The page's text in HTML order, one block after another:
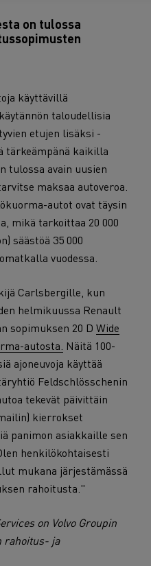
on tulossa
käyttävillä
taloudellisia
etujen lisäksi -
tärkeämpänä kaikilla
tulossa avain uusien
maksaa autoveroa.
autot ovat täysin
mikä tarkoittaa 20 000
säästöä 35 000
vuodessa.
Carlsbergille, kun
helmikuussa Renault
sopimuksen 20 D Wide
autosta. Näitä 100-
ajoneuvoja käyttää
Feldschlösschenin
tekevät päivittäin
kierrokset
panimon asiakkaille sen
henkilökohtaisesti
mukana järjestämässä
rahoitusta."
on Volvo Groupin
rahoitus- ja